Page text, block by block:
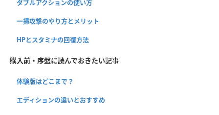
ダブルアクションの使い方
一掃攻撃のやり方とメリット
HPとスタミナの回復方法
購入前・序盤に読んでおきたい記事
体験版はどこまで？
エディションの違いとおすすめ